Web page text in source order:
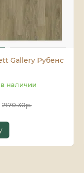
Gallery Рубенс
наличии
2170.30р.